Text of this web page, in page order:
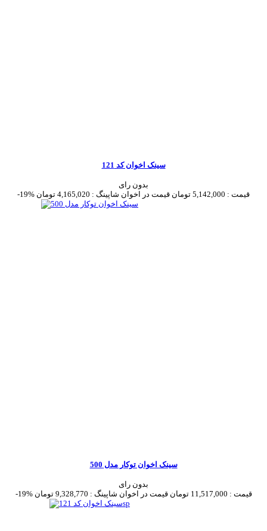
سینک اخوان کد 121
بدون رای
-19%
قیمت : 5,142,000 تومان قیمت در اخوان شاپینگ : 4,165,020 تومان
سینک اخوان توکار مدل 500
بدون رای
-19%
قیمت : 11,517,000 تومان قیمت در اخوان شاپینگ : 9,328,770 تومان